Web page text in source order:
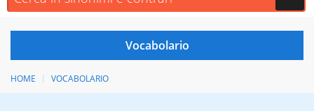
HOME VOCABOLARIO